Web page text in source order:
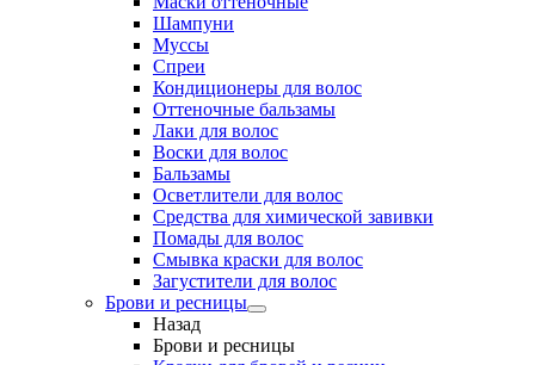
Шампуни
Муссы
Спреи
Кондиционеры для волос
Оттеночные бальзамы
Лаки для волос
Воски для волос
Бальзамы
Осветлители для волос
Средства для химической завивки
Помады для волос
Смывка краски для волос
Загустители для волос
Брови и ресницы
Назад
Брови и ресницы